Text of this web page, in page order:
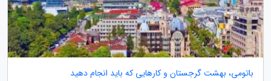
باتومی، بهشت گرجستان و کارهایی که باید انجام دهید